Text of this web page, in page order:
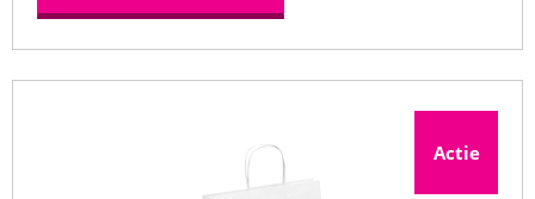
Actie